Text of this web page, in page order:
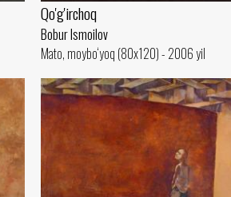
Qo'g'irchoq
Bobur Ismoilov
Mato, moybo‘yoq (80x120) - 2006 yil